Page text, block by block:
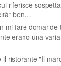
riferisce
ben…
mi fare domande
erano una
il ristorante "Il